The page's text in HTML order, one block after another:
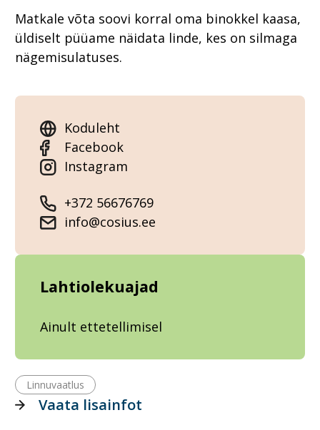
Matkale võta soovi korral oma binokkel kaasa,
üldiselt püüame näidata linde, kes on silmaga
nägemisulatuses.
Koduleht
Facebook
Instagram
+372 56676769
info@cosius.ee
Lahtiolekuajad
Ainult ettetellimisel
Linnuvaatlus
Vaata lisainfot